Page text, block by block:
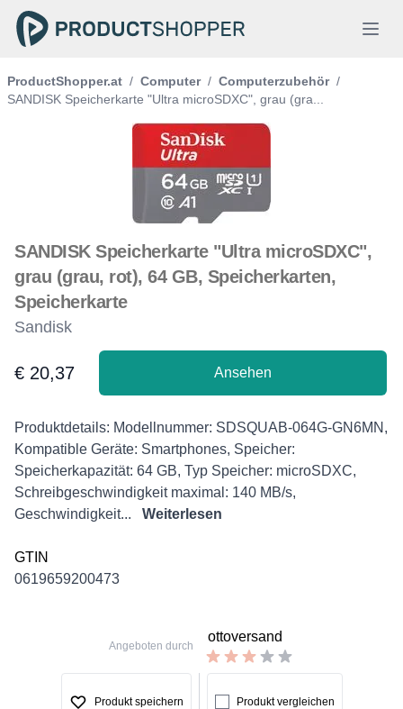
ProductShopper.at / Computer / Computerzubehör /
SANDISK Speicherkarte "Ultra microSDXC", grau (gra...
SANDISK Speicherkarte "Ultra microSDXC",
grau (grau, rot), 64 GB, Speicherkarten,
Speicherkarte
Sandisk
Product information
€ 20,37 Ansehen
Description
Produktdetails: Modellnummer: SDSQUAB-064G-GN6MN,
Kompatible Geräte: Smartphones, Speicher:
Speicherkapazität: 64 GB, Typ Speicher: microSDXC,
Schreibgeschwindigkeit maximal: 140 MB/s,
Geschwindigkeit...
Weiterlesen
GTIN
0619659200473
Angeboten durch
ottoversand
Produkt speichern Produkt vergleichen